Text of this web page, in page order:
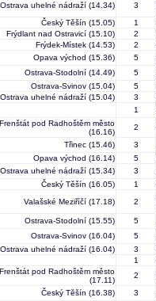
Ostrava uhelné nádraží (14.34) 3
Český Těšín (15.05) 1
Frýdlant nad Ostravicí (15.10) 2
Frýdek-Místek (14.53) 2
Opava východ (15.36) 5
Ostrava-Stodolní (14.49) 5
Ostrava-Svinov (15.04) 5
Ostrava uhelné nádraží (15.04) 3
1
Frenštát pod Radhoštěm město
(16.16)
2
Třinec (15.46) 3
Opava východ (16.14) 5
Ostrava uhelné nádraží (15.34) 3
Český Těšín (16.05) 1
Valašské Meziříčí (17.18) 2
Ostrava-Stodolní (15.55) 5
Ostrava-Svinov (16.04) 5
Ostrava uhelné nádraží (16.04) 3
1
Frenštát pod Radhoštěm město
(17.11)
2
Český Těšín (16.38) 3